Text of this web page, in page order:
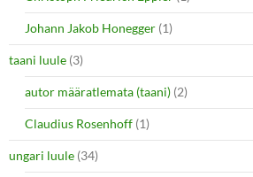
Johann Jakob Honegger (1)
taani luule (3)
autor määratlemata (taani) (2)
Claudius Rosenhoff (1)
ungari luule (34)